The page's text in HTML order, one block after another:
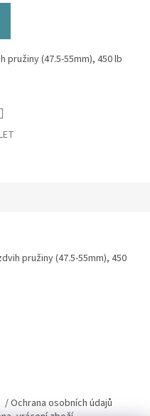
pružiny (47.5-55mm), 450 lb
pružiny (47.5-55mm), 450
/ Ochrana osobních údajů